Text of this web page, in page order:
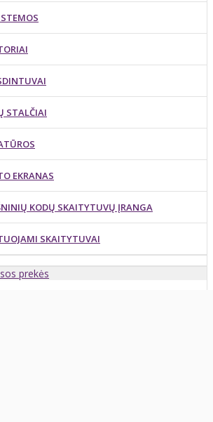
STALČIAI
EKRANAS
KODŲ SKAITYTUVŲ ĮRANGA
SKAITYTUVAI
prekės